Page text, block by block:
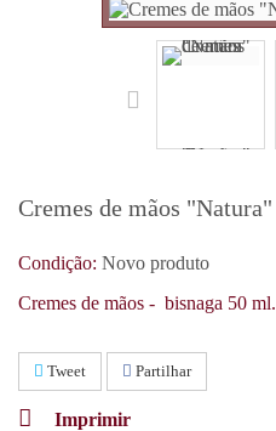
Cremes de mãos "Natura"
Condição: Novo produto
Cremes de mãos - bisnaga 50 ml.
Tweet Partilhar
Imprimir